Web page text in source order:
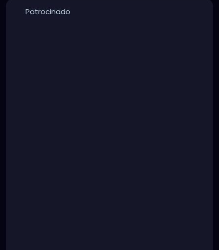
Patrocinado